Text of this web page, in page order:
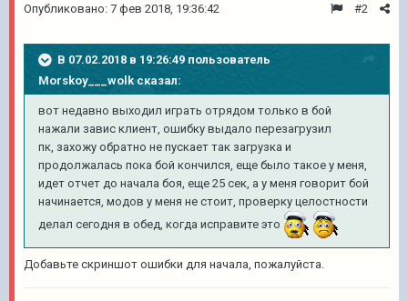
#2
Опубликовано: 7 фев 2018, 19:36:42
В 07.02.2018 в 19:26:49 пользователь
Morskoy___wolkсказал:
вот недавно выходил играть отрядом только в бой
нажали завис клиент, ошибку выдало перезагрузил
пк, захожу обратно не пускает так загрузка и
продолжалась пока бой кончился, еще было такое у меня,
идет отчет до начала боя, еще 25 сек, а у меня говорит бой
начинается, модов у меня не стоит, проверку целостности
делал сегодня в обед, когда исправите это
Добавьте скриншот ошибки для начала, пожалуйста.